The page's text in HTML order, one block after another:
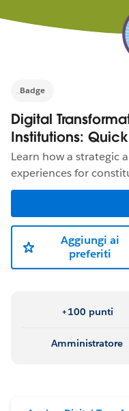
Badge
Digital
Institutions:
Learn how a strategic
experiences for
Aggiungi ai
preferiti
+100 punti
Amministratore